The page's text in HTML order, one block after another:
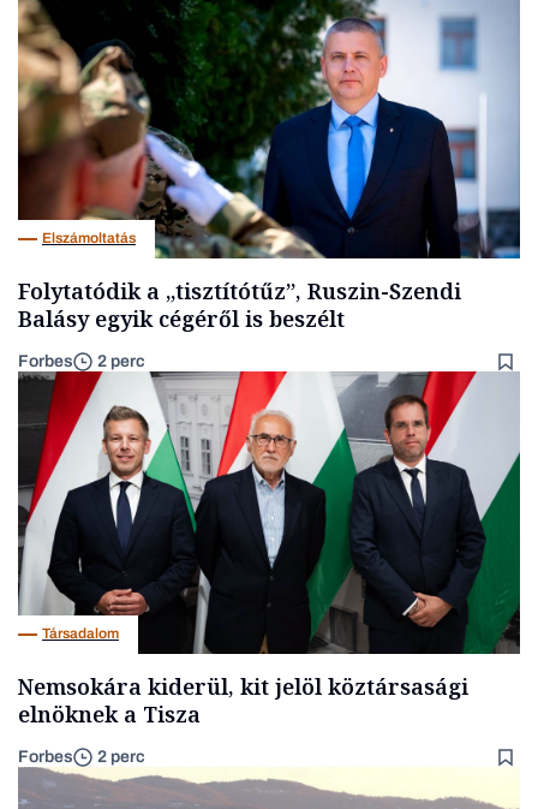
Elszámoltatás
Folytatódik a „tisztítótűz”, Ruszin-Szendi
Balásy egyik cégéről is beszélt
Forbes 2 perc
Társadalom
Nemsokára kiderül, kit jelöl köztársasági
elnöknek a Tisza
Forbes 2 perc